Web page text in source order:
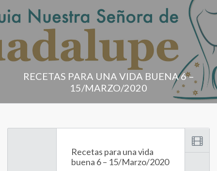
RECETAS PARA UNA VIDA BUENA 6 –
15/MARZO/2020
Recetas para una vida
buena 6 – 15/Marzo/2020